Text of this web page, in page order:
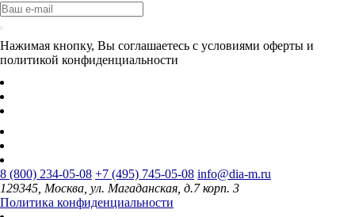
Нажимая кнопку, Вы соглашаетесь с условиями оферты и
политикой конфиденциальности
8 (800) 234-05-08 +7 (495) 745-05-08 info@dia-m.ru
129345, Москва, ул. Магаданская, д.7 корп. 3
Политика конфиденциальности